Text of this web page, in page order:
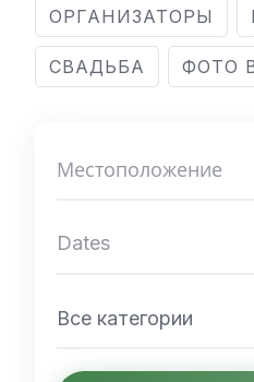
ОРГАНИЗАТОРЫ
СВАДЬБА ФОТО
Все категории